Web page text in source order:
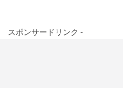
スポンサードリンク -